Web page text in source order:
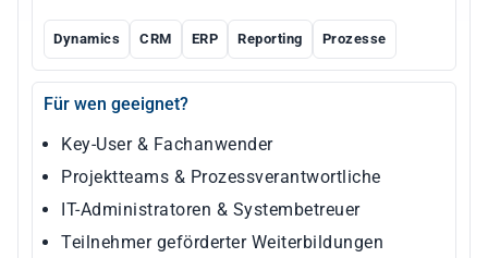
Dynamics CRM ERP Reporting Prozesse
Für wen geeignet?
Key-User & Fachanwender
Projektteams & Prozessverantwortliche
IT-Administratoren & Systembetreuer
Teilnehmer geförderter Weiterbildungen